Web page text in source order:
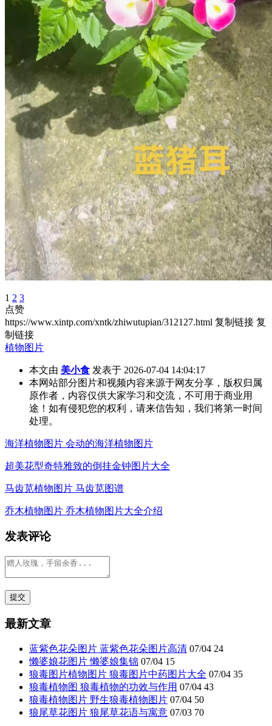
1 2 3
点赞
https://www.xintp.com/xntk/zhiwutupian/312127.html 复制链接 复
制链接
植物图片
本文由 美小食 发表于 2026-07-04 14:04:17
本网站部分图片和视频内容来源于网友分享，版权归属
原作者，内容仅供大家学习和交流，不可用于商业用
途！如有侵犯您的权利，请来信告知，我们将第一时间
处理。
海洋植物图片 会动的海洋植物图片
超美花型奇特雅致的倒挂金钟图片大全
马齿苋植物图片 马齿苋图谱
乔木植物图片 乔木植物图片大全介绍
发表评论
最新文章
蓝紫色花朵图片 蓝紫色花朵图片高清 07/04 24
懒婆娘花图片 懒婆娘集锦 07/04 15
狼毒图片植物图片 狼毒图片中药图片大全 07/04 35
狼毒植物图 狼毒植物的功效与作用 07/04 43
狼毒植物图片 野生狼毒植物图片 07/04 50
狼尾草花图片 狼尾草花语与寓意 07/03 70